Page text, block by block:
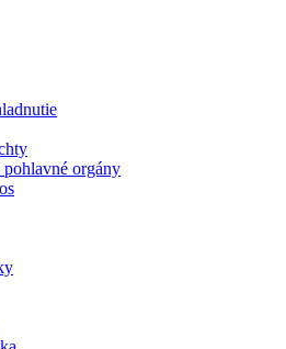
orgány